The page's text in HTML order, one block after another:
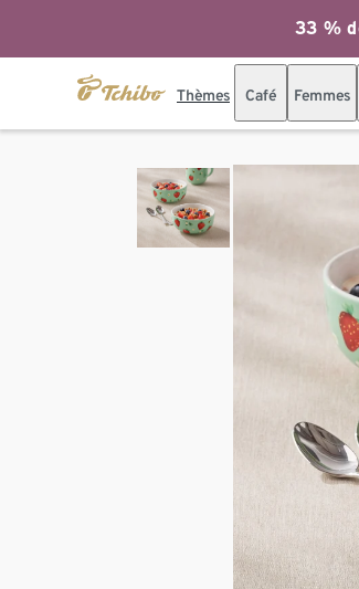
33 %
Thèmes Café Femmes